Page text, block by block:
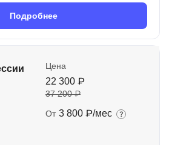
Подробнее
Цена
22 300 ₽
37 200 ₽
От 3 800 ₽/мес